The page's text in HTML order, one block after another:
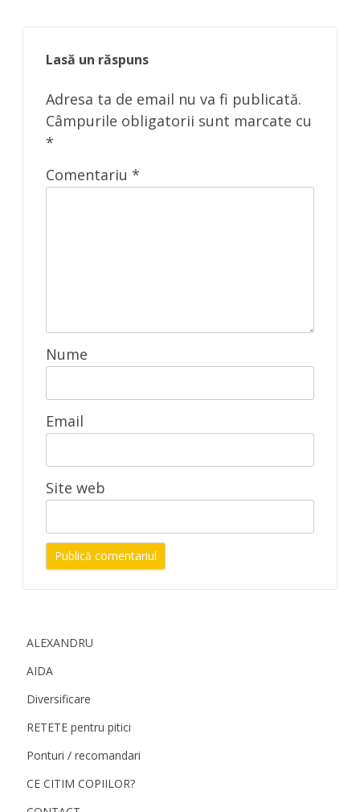
Lasă un răspuns
Adresa ta de email nu va fi publicată.
Câmpurile obligatorii sunt marcate cu
*
Comentariu *
Nume
Email
Site web
ALEXANDRU
AIDA
Diversificare
RETETE pentru pitici
Ponturi / recomandari
CE CITIM COPIILOR?